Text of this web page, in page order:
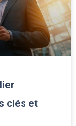
clés et